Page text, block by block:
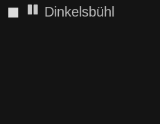
◼ Dinkelsbühl